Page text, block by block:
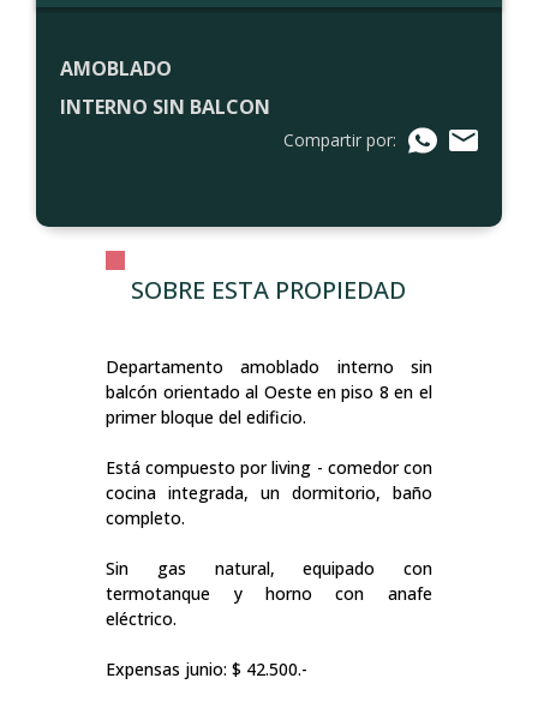
AMOBLADO
INTERNO SIN BALCON
Compartir por:
SOBRE ESTA PROPIEDAD
Departamento amoblado interno sin
balcón orientado al Oeste en piso 8 en el
primer bloque del edificio.
Está compuesto por living - comedor con
cocina integrada, un dormitorio, baño
completo.
Sin gas natural, equipado con
termotanque y horno con anafe
eléctrico.
Expensas junio: $ 42.500.-